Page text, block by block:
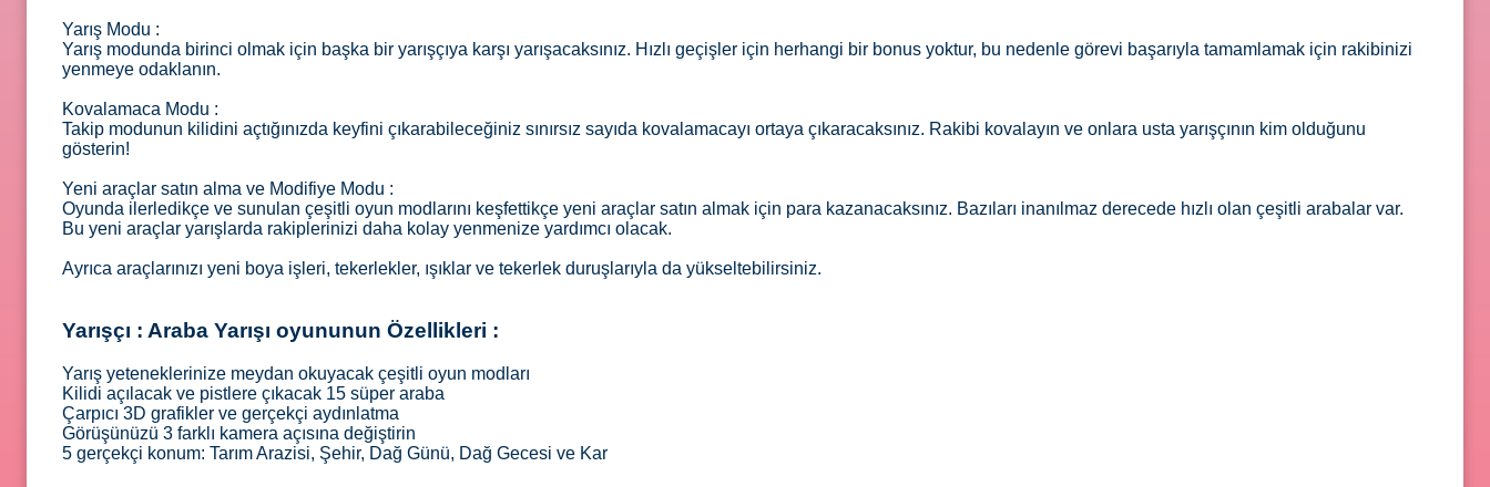
Yarış Modu :
Yarış modunda birinci olmak için başka bir yarışçıya karşı yarışacaksınız. Hızlı geçişler için herhangi bir bonus yoktur, bu nedenle görevi başarıyla tamamlamak için rakibinizi
yenmeye odaklanın.
Kovalamaca Modu :
Takip modunun kilidini açtığınızda keyfini çıkarabileceğiniz sınırsız sayıda kovalamacayı ortaya çıkaracaksınız. Rakibi kovalayın ve onlara usta yarışçının kim olduğunu
gösterin!
Yeni araçlar satın alma ve Modifiye Modu :
Oyunda ilerledikçe ve sunulan çeşitli oyun modlarını keşfettikçe yeni araçlar satın almak için para kazanacaksınız. Bazıları inanılmaz derecede hızlı olan çeşitli arabalar var.
Bu yeni araçlar yarışlarda rakiplerinizi daha kolay yenmenize yardımcı olacak.
Ayrıca araçlarınızı yeni boya işleri, tekerlekler, ışıklar ve tekerlek duruşlarıyla da yükseltebilirsiniz.
Yarışçı : Araba Yarışı oyununun Özellikleri :
Yarış yeteneklerinize meydan okuyacak çeşitli oyun modları
Kilidi açılacak ve pistlere çıkacak 15 süper araba
Çarpıcı 3D grafikler ve gerçekçi aydınlatma
Görüşünüzü 3 farklı kamera açısına değiştirin
5 gerçekçi konum: Tarım Arazisi, Şehir, Dağ Günü, Dağ Gecesi ve Kar